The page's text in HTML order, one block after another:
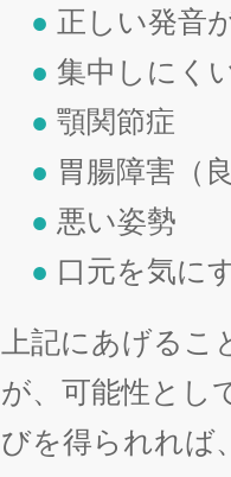
● 正しい発音
● 集中しにく
● 顎関節症
● 胃腸障害（
● 悪い姿勢
● 口元を気に
上記にあげる
が、可能性とし
びを得られれば